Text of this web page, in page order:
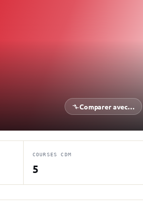
Comparer avec…
COURSES CDM
5